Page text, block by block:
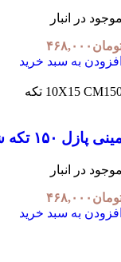
در انبار
۴۶۸,۰۰۰
به سبد خرید
10X15 CMتکه
پازل ۱۵۰ تکه شب پر ستاره بر فراز رن
در انبار
۴۶۸,۰۰۰
به سبد خرید